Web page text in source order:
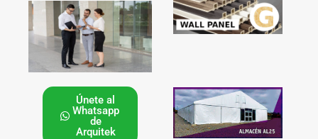
Únete al
Whatsapp
de
Arquitek